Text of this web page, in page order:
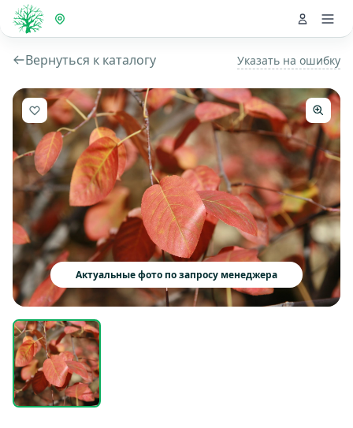
Вернуться к каталогу Указать на ошибку
Актуальные фото по запросу менеджера